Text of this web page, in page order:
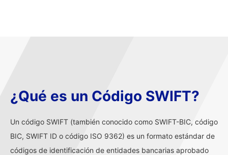
¿Qué es un Código SWIFT?
Un código SWIFT (también conocido como SWIFT-BIC, código
BIC, SWIFT ID o código ISO 9362) es un formato estándar de
códigos de identificación de entidades bancarias aprobado